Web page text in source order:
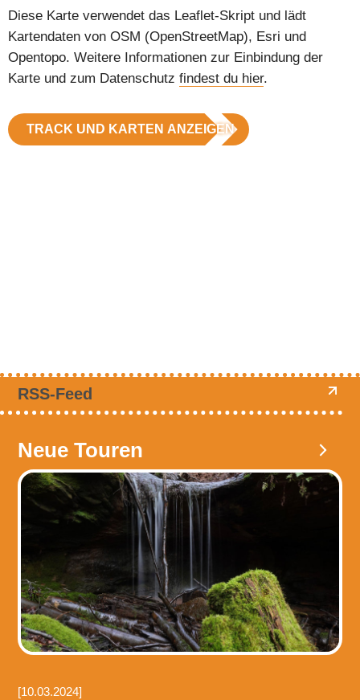
Diese Karte verwendet das Leaflet-Skript und lädt
Kartendaten von OSM (OpenStreetMap), Esri und
Opentopo. Weitere Informationen zur Einbindung der
Karte und zum Datenschutz findest du hier.
TRACK UND KARTEN ANZEIGEN
RSS-Feed
Neue Touren
[10.03.2024]